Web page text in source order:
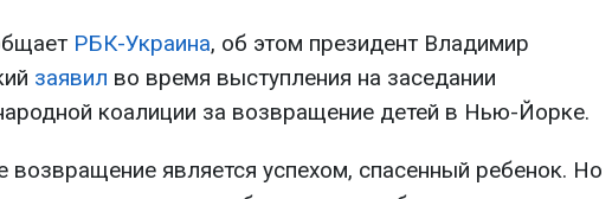
РБК-Украина, об этом президент Владимир
заявил во время выступления на заседании
коалиции за возвращение детей в Нью-Йорке.
возвращение является успехом, спасенный ребенок. Но